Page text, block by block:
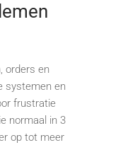
orders en
systemen en
frustratie
normaal in 3
op tot meer